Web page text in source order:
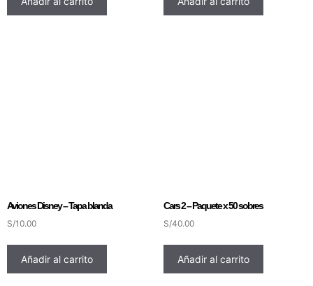
Aviones Disney – Tapa blanda
S/10.00
Añadir al carrito
Cars 2 – Paquete x 50 sobres
S/40.00
Añadir al carrito